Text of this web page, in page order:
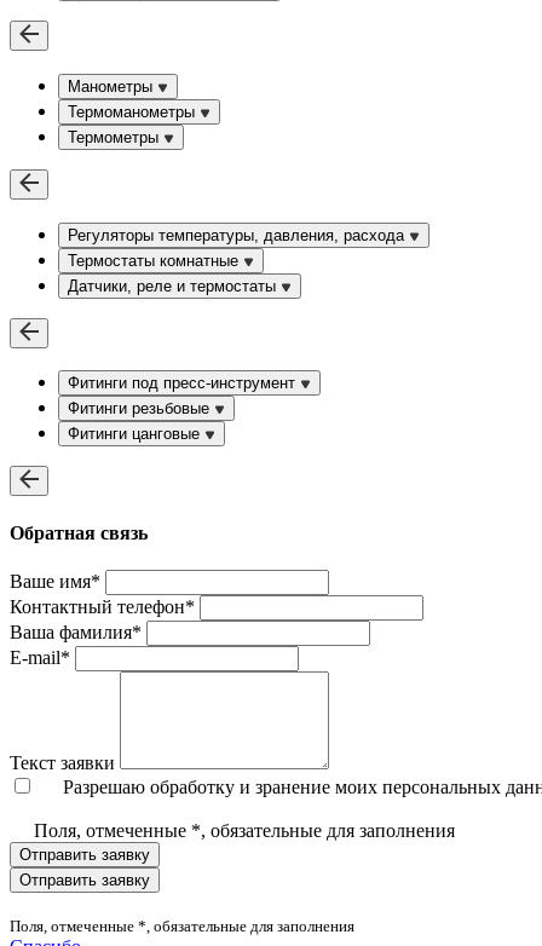
Манометры
Термоманометры
Термометры
Регуляторы температуры, давления, расхода
Термостаты комнатные
Датчики, реле и термостаты
Фитинги под пресс-инструмент
Фитинги резьбовые
Фитинги цанговые
Обратная связь
Ваше имя*
Контактный телефон*
Ваша фамилия*
E-mail*
Текст заявки
Разрешаю обработку и зранение моих персональных
Поля, отмеченные *, обязательные для заполнения
Отправить заявку
Отправить заявку
Поля, отмеченные *, обязательные для заполнения